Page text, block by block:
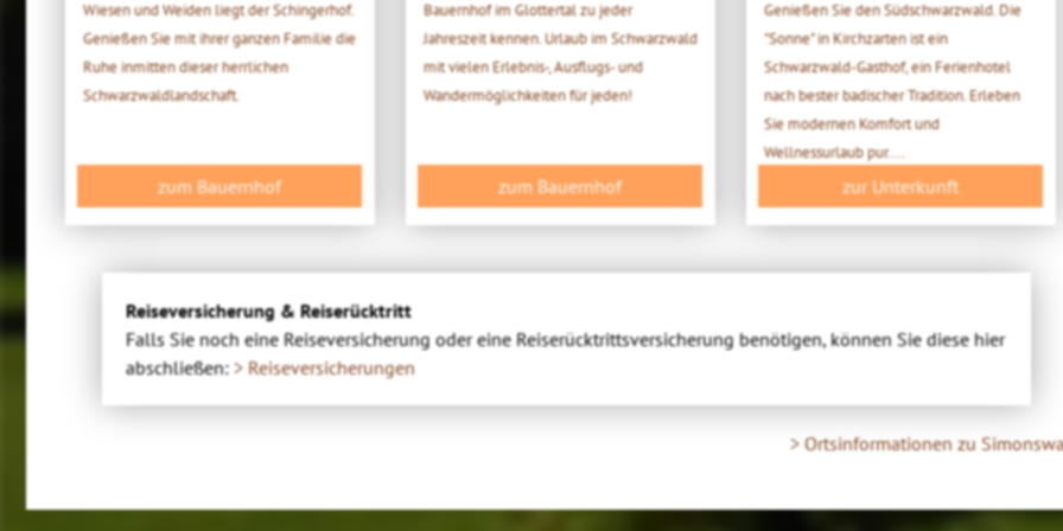
Wiesen und Weiden liegt der Schingerhof.
Genießen Sie mit ihrer ganzen Familie die
Ruhe inmitten dieser herrlichen
Schwarzwaldlandschaft.
zum Bauernhof
Bauernhof im Glottertal zu jeder
Jahreszeit kennen. Urlaub im Schwarzwald
mit vielen Erlebnis-, Ausflugs- und
Wandermöglichkeiten für jeden!
zum Bauernhof
Genießen Sie den Südschwarzwald. Die
"Sonne" in Kirchzarten ist ein
Schwarzwald-Gasthof, ein Ferienhotel
nach bester badischer Tradition. Erleben
Sie modernen Komfort und
Wellnessurlaub pur....
zur Unterkunft
Reiseversicherung & Reiserücktritt
Falls Sie noch eine Reiseversicherung oder eine Reiserücktrittsversicherung benötigen, können Sie diese hier
abschließen: > Reiseversicherungen
> Ortsinformationen zu